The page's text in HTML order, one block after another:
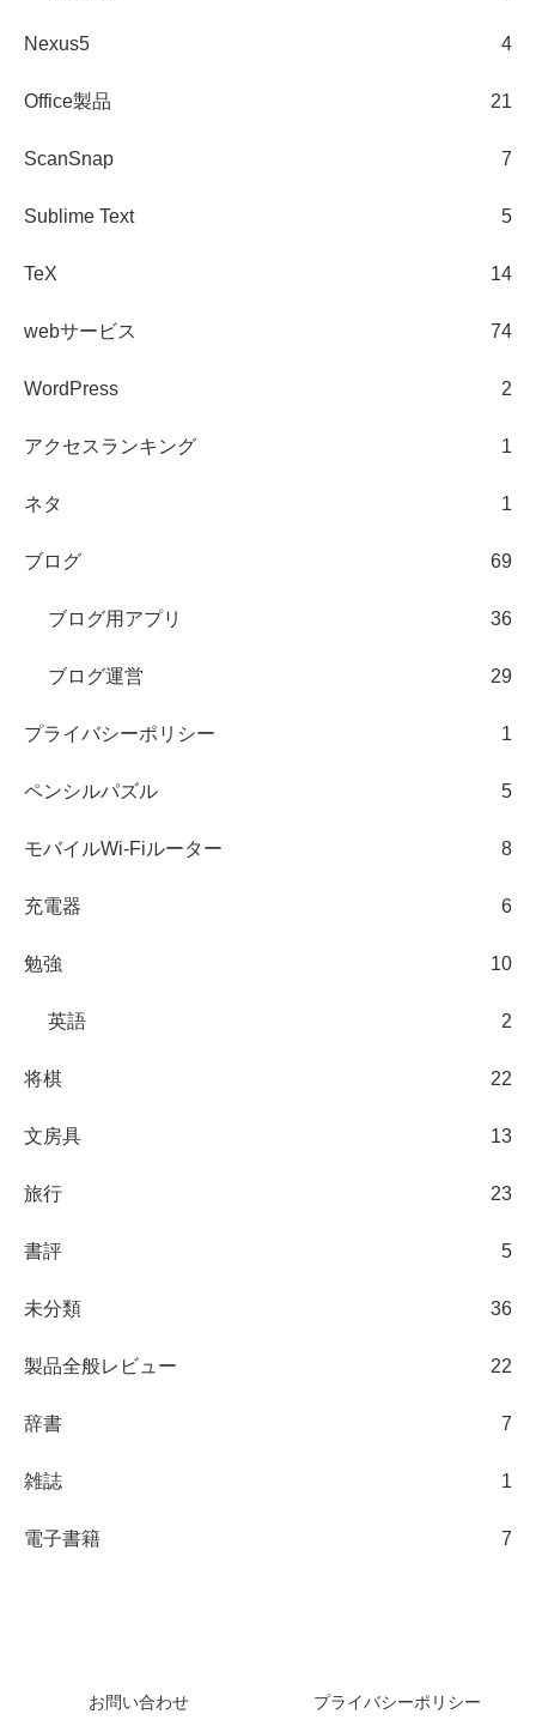
Nexus5 4
Office製品 21
ScanSnap 7
Sublime Text 5
TeX 14
webサービス 74
WordPress 2
アクセスランキング 1
ネタ 1
ブログ 69
ブログ用アプリ 36
ブログ運営 29
プライバシーポリシー 1
ペンシルパズル 5
モバイルWi-Fiルーター 8
充電器 6
勉強 10
英語 2
将棋 22
文房具 13
旅行 23
書評 5
未分類 36
製品全般レビュー 22
辞書 7
雑誌 1
電子書籍 7
お問い合わせ プライバシーポリシー